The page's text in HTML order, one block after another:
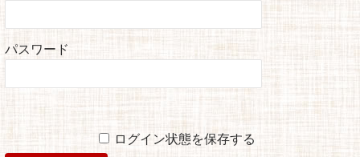
パスワード
ログイン状態を保存する